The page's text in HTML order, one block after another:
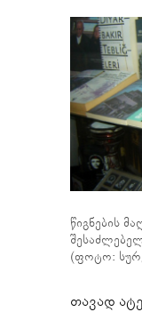
წიგნების
(ფოტო:
თავად